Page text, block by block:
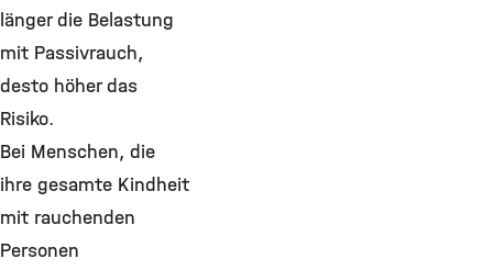
länger die Belastung
mit Passivrauch,
desto höher das
Risiko.
Bei Menschen, die
ihre gesamte Kindheit
mit rauchenden
Personen